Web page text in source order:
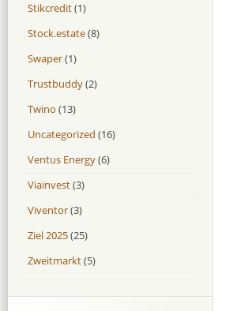
Stikcredit(1)
Stock.estate(8)
Swaper(1)
Trustbuddy(2)
Twino (13)
Uncategorized (16)
Ventus Energy(6)
Viainvest(3)
Viventor(3)
Ziel 2025(25)
Zweitmarkt(5)